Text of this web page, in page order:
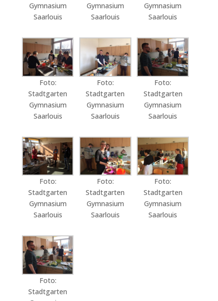
Gymnasium
Saarlouis
Gymnasium
Saarlouis
Gymnasium
Saarlouis
Foto:
Stadtgarten
Gymnasium
Saarlouis
Foto:
Stadtgarten
Gymnasium
Saarlouis
Foto:
Stadtgarten
Gymnasium
Saarlouis
Foto:
Stadtgarten
Gymnasium
Saarlouis
Foto:
Stadtgarten
Gymnasium
Saarlouis
Foto:
Stadtgarten
Gymnasium
Saarlouis
Foto:
Stadtgarten